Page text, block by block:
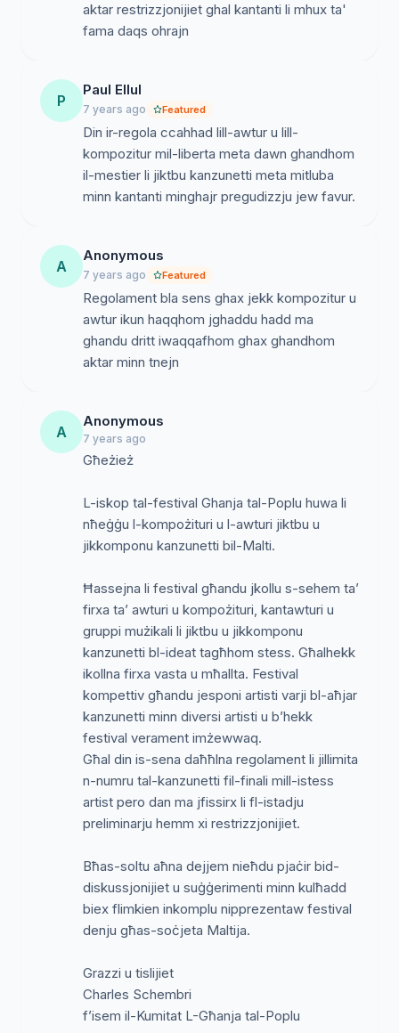
aktar restrizzjonijiet ghal kantanti li mhux ta'
fama daqs ohrajn
P
Paul Ellul
7 years ago Featured
Din ir-regola ccahhad lill-awtur u lill-
kompozitur mil-liberta meta dawn ghandhom
il-mestier li jiktbu kanzunetti meta mitluba
minn kantanti minghajr pregudizzju jew favur.
A
Anonymous
7 years ago Featured
Regolament bla sens ghax jekk kompozitur u
awtur ikun haqqhom jghaddu hadd ma
ghandu dritt iwaqqafhom ghax ghandhom
aktar minn tnejn
A
Anonymous
7 years ago
Għeżież
L-iskop tal-festival Ghanja tal-Poplu huwa li
nħeġġu l-kompożituri u l-awturi jiktbu u
jikkomponu kanzunetti bil-Malti.
Ħassejna li festival għandu jkollu s-sehem ta’
firxa ta’ awturi u kompożituri, kantawturi u
gruppi mużikali li jiktbu u jikkomponu
kanzunetti bl-ideat tagħhom stess. Għalhekk
ikollna firxa vasta u mħallta. Festival
kompettiv għandu jesponi artisti varji bl-aħjar
kanzunetti minn diversi artisti u b’hekk
festival verament imżewwaq.
Għal din is-sena daħħlna regolament li jillimita
n-numru tal-kanzunetti fil-finali mill-istess
artist pero dan ma jfissirx li fl-istadju
preliminarju hemm xi restrizzjonijiet.
Bħas-soltu aħna dejjem nieħdu pjaċir bid-
diskussjonijiet u suġġerimenti minn kulħadd
biex flimkien inkomplu nipprezentaw festival
denju għas-soċjeta Maltija.
Grazzi u tislijiet
Charles Schembri
f’isem il-Kumitat L-Għanja tal-Poplu